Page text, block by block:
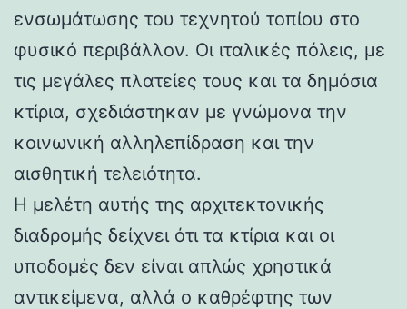
ενσωμάτωσης του τεχνητού τοπίου στο
φυσικό περιβάλλον. Οι ιταλικές πόλεις, με
τις μεγάλες πλατείες τους και τα δημόσια
κτίρια, σχεδιάστηκαν με γνώμονα την
κοινωνική αλληλεπίδραση και την
αισθητική τελειότητα.
Η μελέτη αυτής της αρχιτεκτονικής
διαδρομής δείχνει ότι τα κτίρια και οι
υποδομές δεν είναι απλώς χρηστικά
αντικείμενα, αλλά ο καθρέφτης των